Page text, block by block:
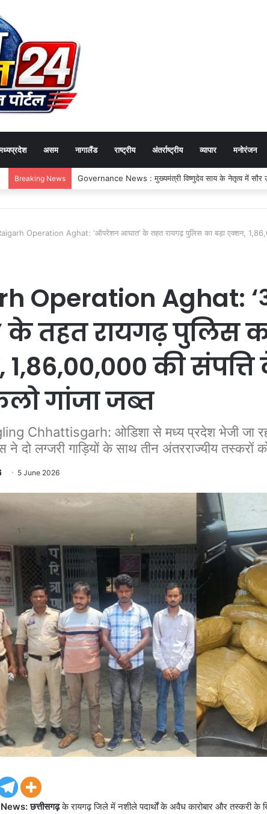
असम नागालैंड राष्ट्रीय अंतर्राष्ट्रीय व्यापार मनोरंजन
Breaking News Fire Incident News : जगदलपुर के बुक डिपो में लगी भीषण
Operation Aghat: ‘ऑपरेशन आघात’ के तहत रायगढ़ पुलिस का बड़ा एक्शन,
Operation Aghat:
के तहत रायगढ़ पुलिस
की
गांजा जब्त
Chhattisgarh: ओडिशा से मध्य प्रदेश भेजी जा
दो लग्जरी गाड़ियों के साथ तीन अंतरराज्यीय तस्करों
Send
email
5 June 2026
छत्तीसगढ़के रायगढ़ जिले में नशीले पदार्थों के अवैध कारोबार और तस्करी के